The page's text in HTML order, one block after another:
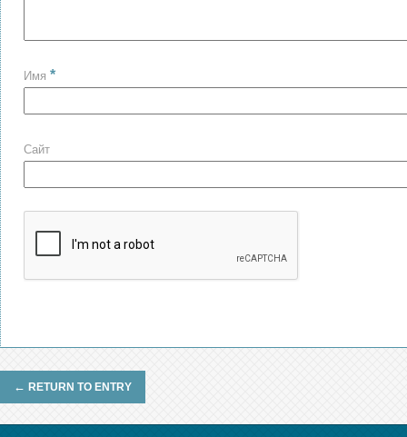
Имя *
Сайт
← RETURN TO ENTRY